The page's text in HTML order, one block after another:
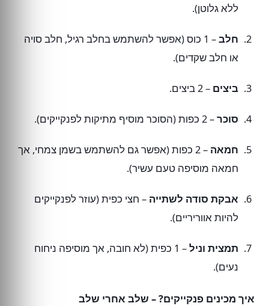
ללא גלוטן).
חלב
– 1 כוס (אפשר להשתמש בחלב רגיל, חלב סויה
או חלב שקדים).
ביצים – 2 ביצים.
סוכר– 2 כפות (הסוכר מוסיף מתיקות לפנקייקים).
חמאה
– 2 כפות (אפשר גם להשתמש בשמן צמחי, אך
חמאה מוסיפה טעם עשיר).
אבקת סודה לשתייה – חצי כפית (עוזר לפנקייקים
להיות אווריריים).
תמצית וניל
– 1 כפית (לא חובה, אך מוסיפה ניחוח
נעים).
איך מכינים פנקייקים? – שלב אחרי שלב